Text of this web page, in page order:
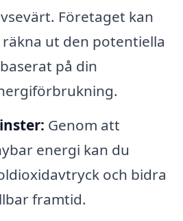
Företaget kan
ut den potentiella
på din
Genom att
energi kan du
och bidra
framtid.